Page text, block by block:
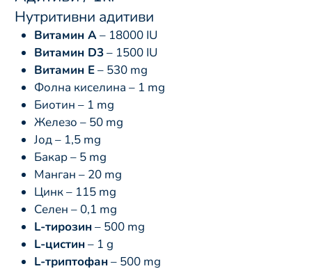
Нутритивни адитиви
Витамин А– 18000 IU
Витамин D3– 1500 IU
Витамин Е– 530 mg
Фолна киселина – 1 mg
Биотин – 1 mg
Железо – 50 mg
Јод – 1,5 mg
Бакар – 5 mg
Манган – 20 mg
Цинк – 115 mg
Селен – 0,1 mg
L-тирозин– 500 mg
L-цистин– 1 g
L-триптофан– 500 mg